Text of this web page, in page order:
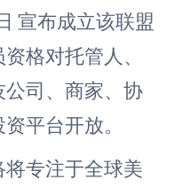
宣布成立该联盟
格对托管人、
司、商家、协
平台开放。
专注于全球美